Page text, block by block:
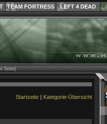
TEAM FORTRESS LEFT 4 DEAD
Seite)
Startseite| Kategorie-Übersicht